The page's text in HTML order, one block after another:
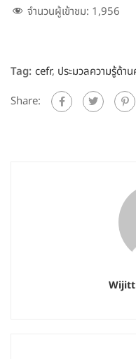
จำนวนผู้เข้าชม: 1,956
Tag: cefr, ประมวลความรู้ด้า
Share: